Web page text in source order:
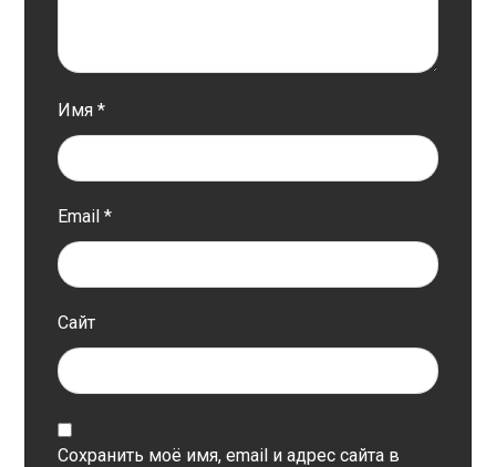
Имя*
Email*
Сайт
Сохранить моё имя, email и адрес сайта в